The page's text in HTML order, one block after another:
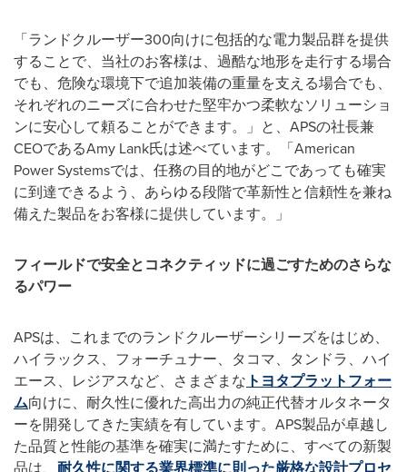
「ランドクルーザー300向けに包括的な電力製品群を提供
することで、当社のお客様は、過酷な地形を走行する場合
でも、危険な環境下で追加装備の重量を支える場合でも、
それぞれのニーズに合わせた堅牢かつ柔軟なソリューショ
ンに安心して頼ることができます。」と、APSの社長兼
CEOであるAmy Lank氏は述べています。「American
Power Systemsでは、任務の目的地がどこであっても確実
に到達できるよう、あらゆる段階で革新性と信頼性を兼ね
備えた製品をお客様に提供しています。」
フィールドで安全とコネクティッドに過ごすためのさらな
るパワー
APSは、これまでのランドクルーザーシリーズをはじめ、
ハイラックス、フォーチュナー、タコマ、タンドラ、ハイ
エース、レジアスなど、さまざまな トヨタプラットフォー
ム向けに、耐久性に優れた高出力の純正代替オルタネータ
ーを開発してきた実績を有しています。APS製品が卓越し
た品質と性能の基準を確実に満たすために、すべての新製